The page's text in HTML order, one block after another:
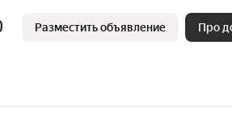
Разместить объявление Про